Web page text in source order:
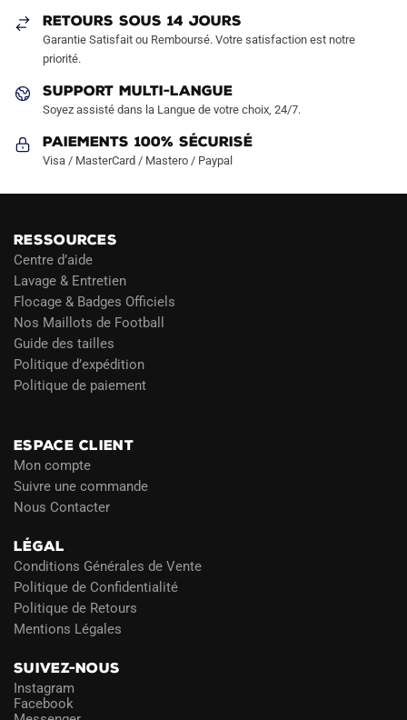
RETOURS SOUS 14 JOURS
Garantie Satisfait ou Remboursé. Votre satisfaction est notre
priorité.
SUPPORT MULTI-LANGUE
Soyez assisté dans la Langue de votre choix, 24/7.
Paiements 100% Sécurisé
Visa / MasterCard / Mastero / Paypal
RESSOURCES
Centre d’aide
Lavage & Entretien
Flocage & Badges Officiels
Nos Maillots de Football
Guide des tailles
Politique d’expédition
Politique de paiement
ESPACE CLIENT
Mon compte
Suivre une commande
Nous Contacter
LÉGAL
Conditions Générales de Vente
Politique de Confidentialité
Politique de Retours
Mentions Légales
SUIVEZ-NOUS
Instagram
Facebook